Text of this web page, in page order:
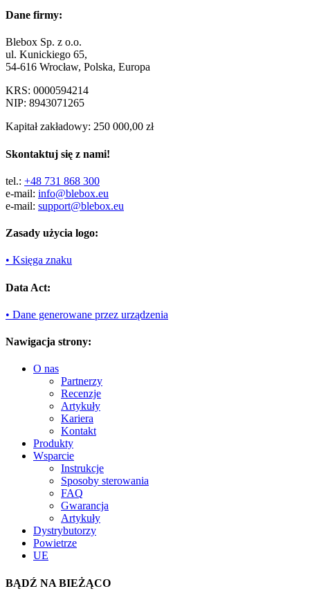
Dane firmy:
Blebox Sp. z o.o.
ul. Kunickiego 65,
54-616 Wrocław, Polska, Europa
KRS: 0000594214
NIP: 8943071265
Kapitał zakładowy: 250 000,00 zł
Skontaktuj się z nami!
tel.: +48 731 868 300
e-mail: info@blebox.eu
e-mail: support@blebox.eu
Zasady użycia logo:
• Księga znaku
Data Act:
• Dane generowane przez urządzenia
Nawigacja strony:
O nas
Partnerzy
Recenzje
Artykuły
Kariera
Kontakt
Produkty
Wsparcie
Instrukcje
Sposoby sterowania
FAQ
Gwarancja
Artykuły
Dystrybutorzy
Powietrze
UE
BĄDŹ NA BIEŻĄCO